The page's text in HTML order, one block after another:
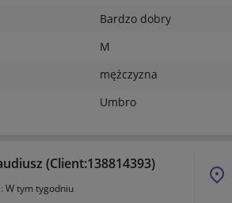
Bardzo dobry
M
mężczyzna
Umbro
(Client:138814393)
W tym tygodniu